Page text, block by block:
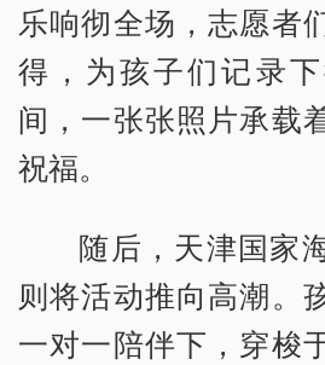
乐响彻全场，志愿者
得，为孩子们记录
间，一张张照片承载
祝福。
随后，天津国家
则将活动推向高潮。
一对一陪伴下，穿梭